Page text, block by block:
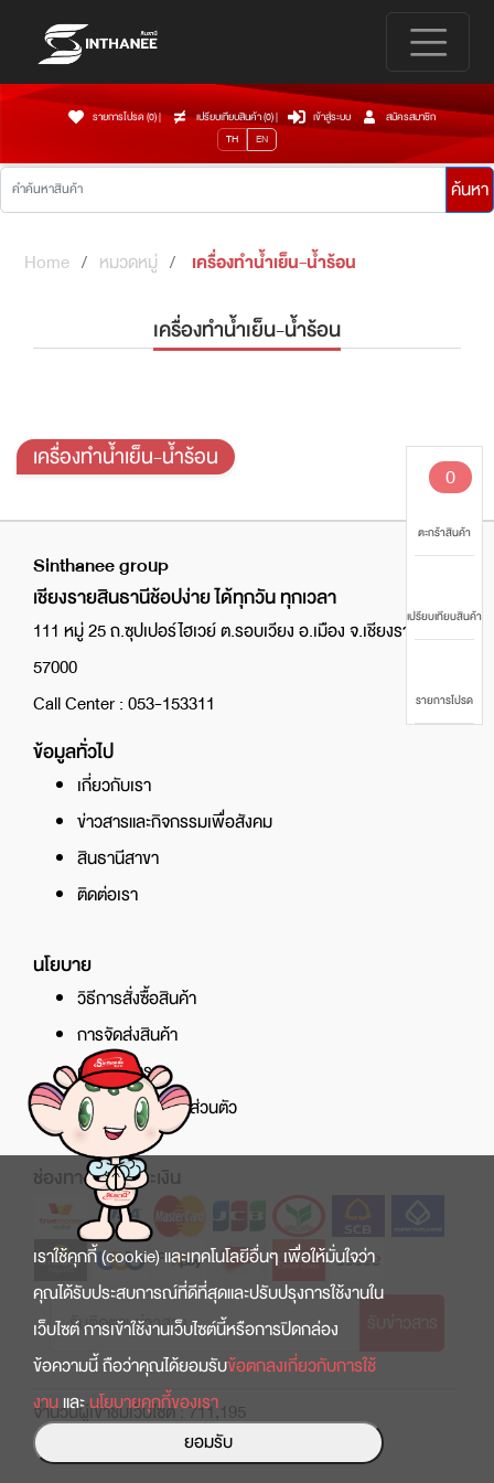
รายการโปรด (0)| เปรียบเทียบสินค้า (0)| เข้าสู่ระบบ
สมัครสมาชิก
TH
EN
ค้นหา
0
ตะกร้าสินค้า
เปรียบเทียบสินค้า
รายการโปรด
Home หมวดหมู่ เครื่องทำน้ำเย็น-น้ำร้อน
เครื่องทำน้ำเย็น-น้ำร้อน
เครื่องทำน้ำเย็น-น้ำร้อน
Sinthanee group
เชียงรายสินธานีช้อปง่าย ได้ทุกวัน ทุกเวลา
111 หมู่ 25 ถ.ซุปเปอร์ไฮเวย์ ต.รอบเวียง อ.เมือง จ.เชียงราย
57000
Call Center : 053-153311
ข้อมูลทั่วไป
เกี่ยวกับเรา
ข่าวสารและกิจกรรมเพื่อสังคม
สินธานีสาขา
ติดต่อเรา
นโยบาย
วิธีการสั่งซื้อสินค้า
การจัดส่งสินค้า
ศูนย์บริการ
นโยบายความเป็นส่วนตัว
ช่องทางการชำระเงิน
จำนวนผู้เข้าชมเว็บไซต์ : 711,195
Copyright © 2022 สินธานี
เราใช้คุกกี้ (cookie) และเทคโนโลยีอื่นๆ เพื่อให้มั่นใจว่า
คุณได้รับประสบการณ์ที่ดีที่สุดและปรับปรุงการใช้งานใน
เว็บไซต์ การเข้าใช้งานเว็บไซต์นี้หรือการปิดกล่อง
ข้อความนี้ ถือว่าคุณได้ยอมรับข้อตกลงเกี่ยวกับการใช้
งานและนโยบายคุกกี้ของเรา
ยอมรับ